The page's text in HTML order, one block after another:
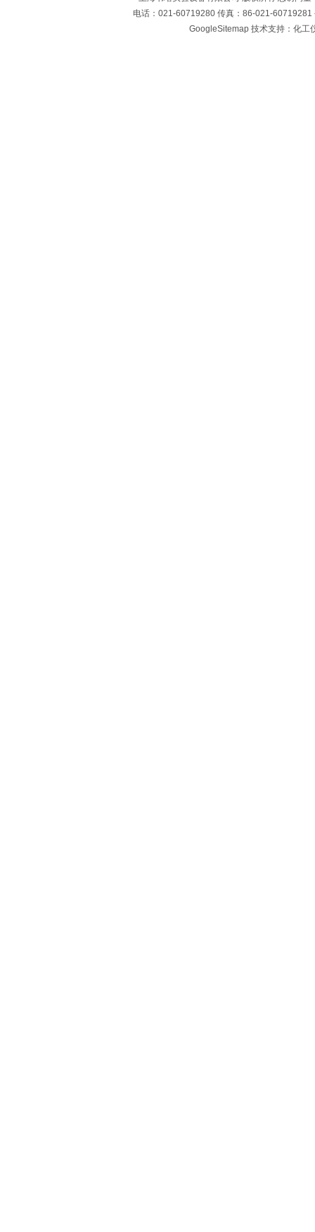
电话：021-60719280 传真：86-021-
GoogleSitemap技术支持：化工